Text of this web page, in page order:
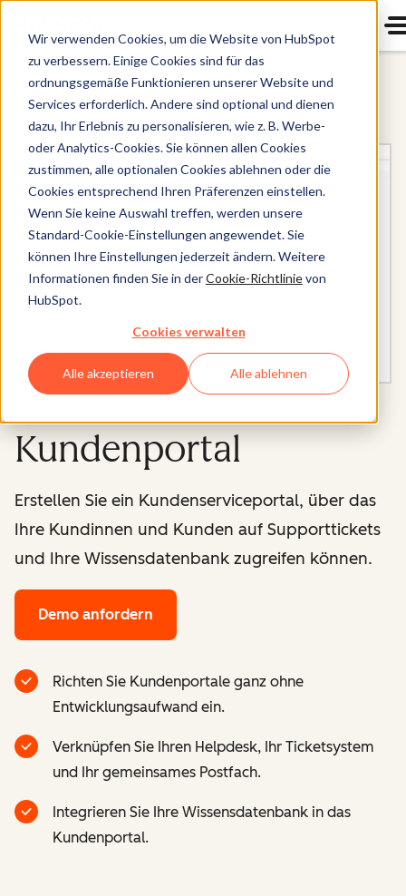
Wir verwenden Cookies, um die Website von HubSpot
zu verbessern. Einige Cookies sind für das
ordnungsgemäße Funktionieren unserer Website und
Services erforderlich. Andere sind optional und dienen
dazu, Ihr Erlebnis zu personalisieren, wie z. B. Werbe-
oder Analytics-Cookies. Sie können allen Cookies
zustimmen, alle optionalen Cookies ablehnen oder die
Cookies entsprechend Ihren Präferenzen einstellen.
Wenn Sie keine Auswahl treffen, werden unsere
Standard-Cookie-Einstellungen angewendet. Sie
können Ihre Einstellungen jederzeit ändern. Weitere
Informationen finden Sie in derCookie-Richtlinievon
HubSpot.
Cookies verwalten
Alle akzeptieren Alle ablehnen
Service Hub
Kundenportal
Erstellen Sie ein Kundenserviceportal, über das
Ihre Kundinnen und Kunden auf Supporttickets
und Ihre Wissensdatenbank zugreifen können.
Demo anfordern
Richten Sie Kundenportale ganz ohne
Entwicklungsaufwand ein.
Verknüpfen Sie Ihren Helpdesk, Ihr Ticketsystem
und Ihr gemeinsames Postfach.
Integrieren Sie Ihre Wissensdatenbank in das
Kundenportal.